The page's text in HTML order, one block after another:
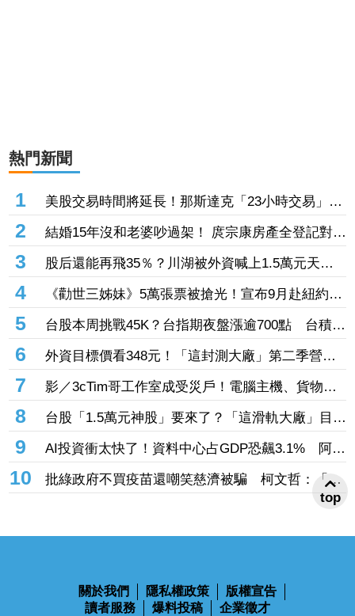
熱門新聞
1
美股交易時間將延長！那斯達克「23小時交易」這
天上路 每日僅休市1小時
2
結婚15年沒和老婆吵過架！ 庹宗康房產全登記對方
名下 曝婚姻保鮮秘訣
3
股后還能再飛35％？川湖被外資喊上1.5萬元天
價 毛利率更狂「上看90％」
4
《勸世三姊妹》5萬張票被搶光！宣布9月赴紐約讀
劇 有望邁向百老匯舞台
5
台股本周挑戰45K？台指期夜盤漲逾700點 台積電
營收成關鍵
6
外資目標價看348元！「這封測大廠」第二季營收
突破百億元 狠砸14億元赴美擴產
7
影／3cTim哥工作室成受災戶！電腦主機、貨物全
泡水 崩潰畫面曝
8
台股「1.5萬元神股」要來了？「這滑軌大廠」目標
價狂升155％創外資天價 毛利率更上看90％
9
AI投資衝太快了！資料中心占GDP恐飆3.1% 阿波
羅警告：投資反轉恐重演「次貸式衝擊」
10
批綠政府不買疫苗還嘲笑慈濟被騙 柯文哲：「王
八蛋」不要把老百姓當白癡
關於我們 隱私權政策
版權宣告
讀者服務
爆料投稿 企業徵才
top